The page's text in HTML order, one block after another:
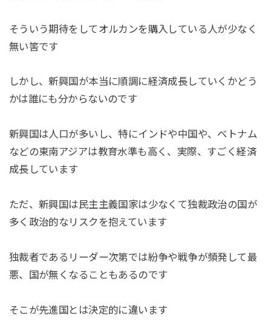
そういう期待をしてオルカンを購入している人が少なく
無い筈です
しかし、新興国が本当に順調に経済成長していくかどう
かは誰にも分からないのです
新興国は人口が多いし、特にインドや中国や、ベトナム
などの東南アジアは教育水準も高く、実際、すごく経済
成長しています
ただ、新興国は民主主義国家は少なくて独裁政治の国が
多く政治的なリスクを抱えています
独裁者であるリーダー次第では紛争や戦争が頻発して最
悪、国が無くなることもあるのです
そこが先進国とは決定的に違います